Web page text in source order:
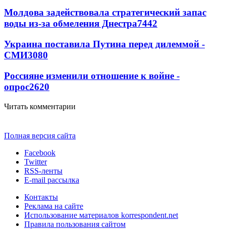
Молдова задействовала стратегический запас
воды из-за обмеления Днестра7442
Украина поставила Путина перед дилеммой -
СМИ3080
Россияне изменили отношение к войне -
опрос2620
Читать комментарии
Полная версия сайта
Facebook
Twitter
RSS-ленты
E-mail рассылка
Контакты
Реклама на сайте
Использование материалов korrespondent.net
Правила пользования сайтом